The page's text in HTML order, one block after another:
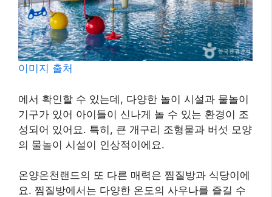
이미지 출처
에서 확인할 수 있는데, 다양한 놀이 시설과 물놀이
기구가 있어 아이들이 신나게 놀 수 있는 환경이 조
성되어 있어요. 특히, 큰 개구리 조형물과 버섯 모양
의 물놀이 시설이 인상적이에요.
온양온천랜드의 또 다른 매력은 찜질방과 식당이에
요. 찜질방에서는 다양한 온도의 사우나를 즐길 수